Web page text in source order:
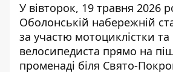
У вівторок, 19 травня 2026
Оболонській набережній
за участю мотоциклістки та
велосипедиста прямо на
променаді біля Свято-